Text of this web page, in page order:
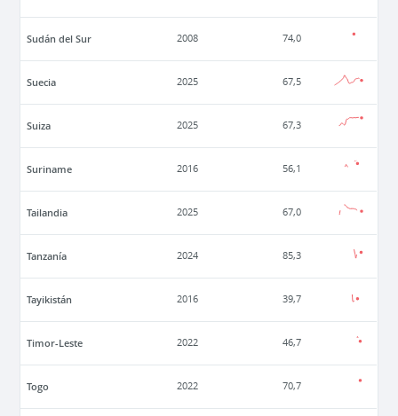
Sudán del Sur 2008 74,0
Suecia 2025 67,5
Suiza 2025 67,3
Suriname 2016 56,1
Tailandia 2025 67,0
Tanzanía 2024 85,3
Tayikistán 2016 39,7
Timor-Leste 2022 46,7
Togo 2022 70,7